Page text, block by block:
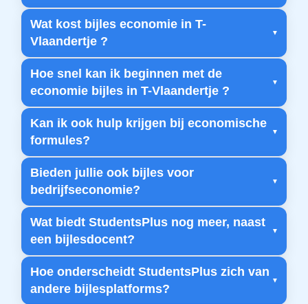
Wat kost bijles economie in T-
Vlaandertje ?
Hoe snel kan ik beginnen met de
economie bijles in T-Vlaandertje ?
Kan ik ook hulp krijgen bij economische
formules?
Bieden jullie ook bijles voor
bedrijfseconomie?
Wat biedt StudentsPlus nog meer, naast
een bijlesdocent?
Hoe onderscheidt StudentsPlus zich van
andere bijlesplatforms?